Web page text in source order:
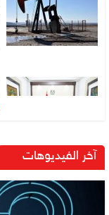
آخر الفيديوهات